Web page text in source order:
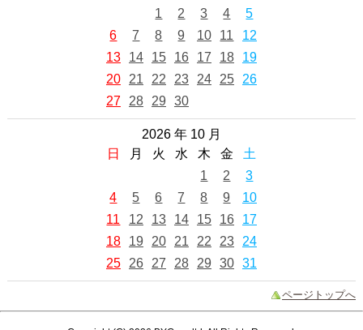
1
2 3 4
5
6
7 8 9 10 11
12
13
14 15 16 17 18
19
20
21 22 23 24 25
26
27
28 29 30
2026 年 10 月
日
月 火 水 木 金
土
1
2
3
4
5 6 7 8 9
10
11
12 13 14 15 16
17
18
19 20 21 22 23
24
25
26 27 28 29 30 31
ページトップへ